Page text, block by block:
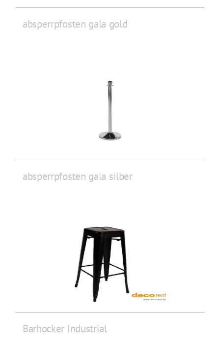
absperrpfosten gala gold
absperrpfosten gala silber
Barhocker Industrial